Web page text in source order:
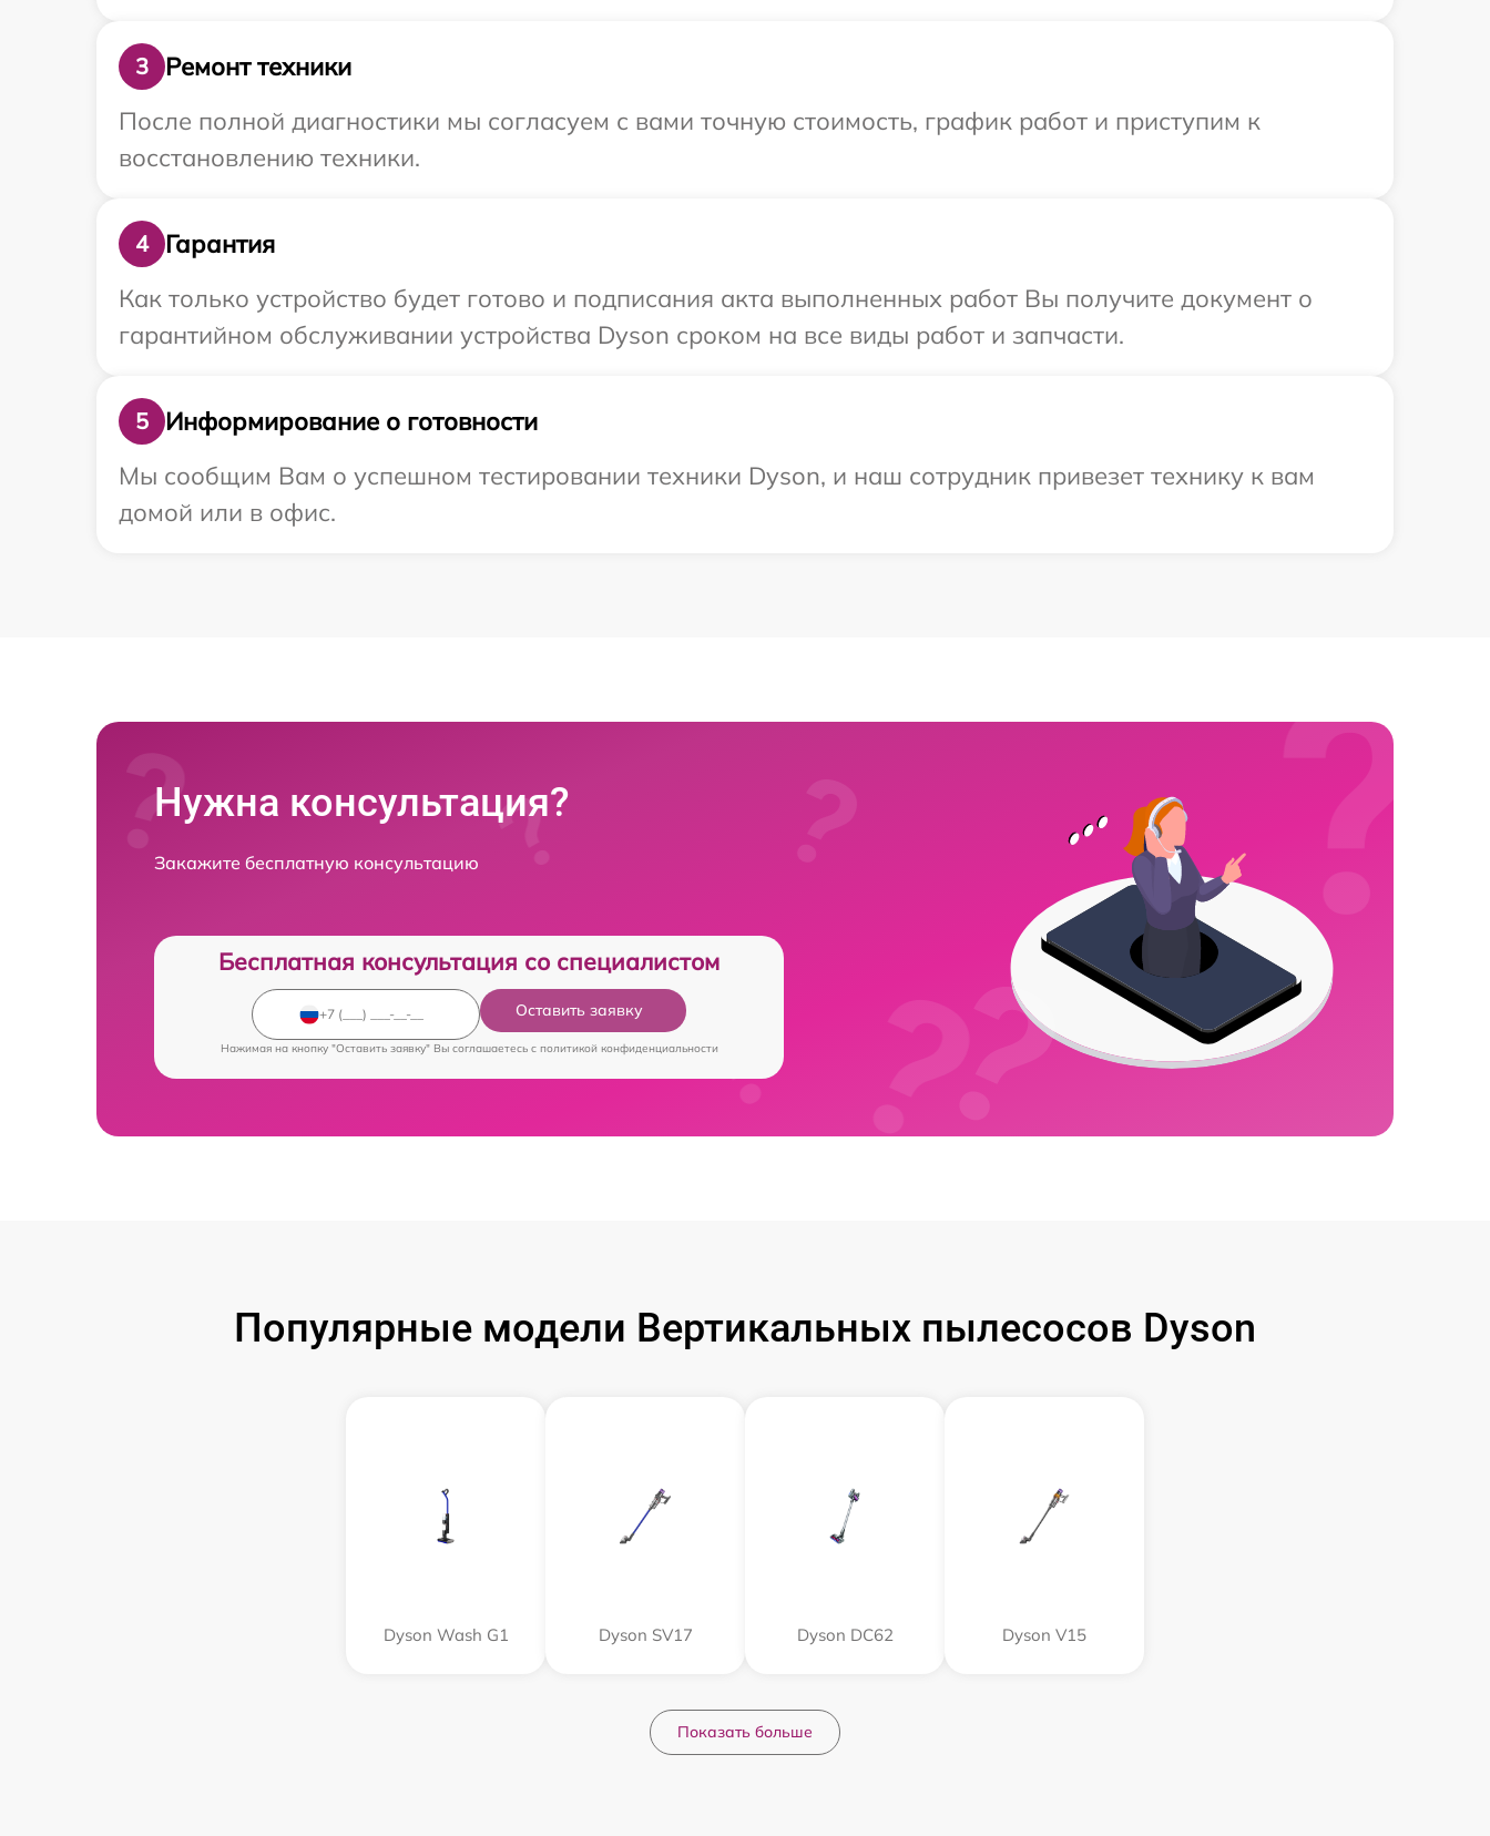
3
Ремонт техники
После полной диагностики мы согласуем с вами точную стоимость, график работ и приступим к
восстановлению техники.
4
Гарантия
Как только устройство будет готово и подписания акта выполненных работ Вы получите документ о
гарантийном обслуживании устройства Dyson сроком на все виды работ и запчасти.
5
Информирование о готовности
Мы сообщим Вам о успешном тестировании техники Dyson, и наш сотрудник привезет технику к вам
домой или в офис.
Нужна консультация?
Закажите бесплатную консультацию
Бесплатная консультация со специалистом
Оставить заявку
Нажимая на кнопку "Оставить заявку" Вы соглашаетесь c политикой конфиденциальности
Популярные модели Вертикальных пылесосов Dyson
Dyson Wash G1 Dyson SV17 Dyson DC62 Dyson V15
Показать больше